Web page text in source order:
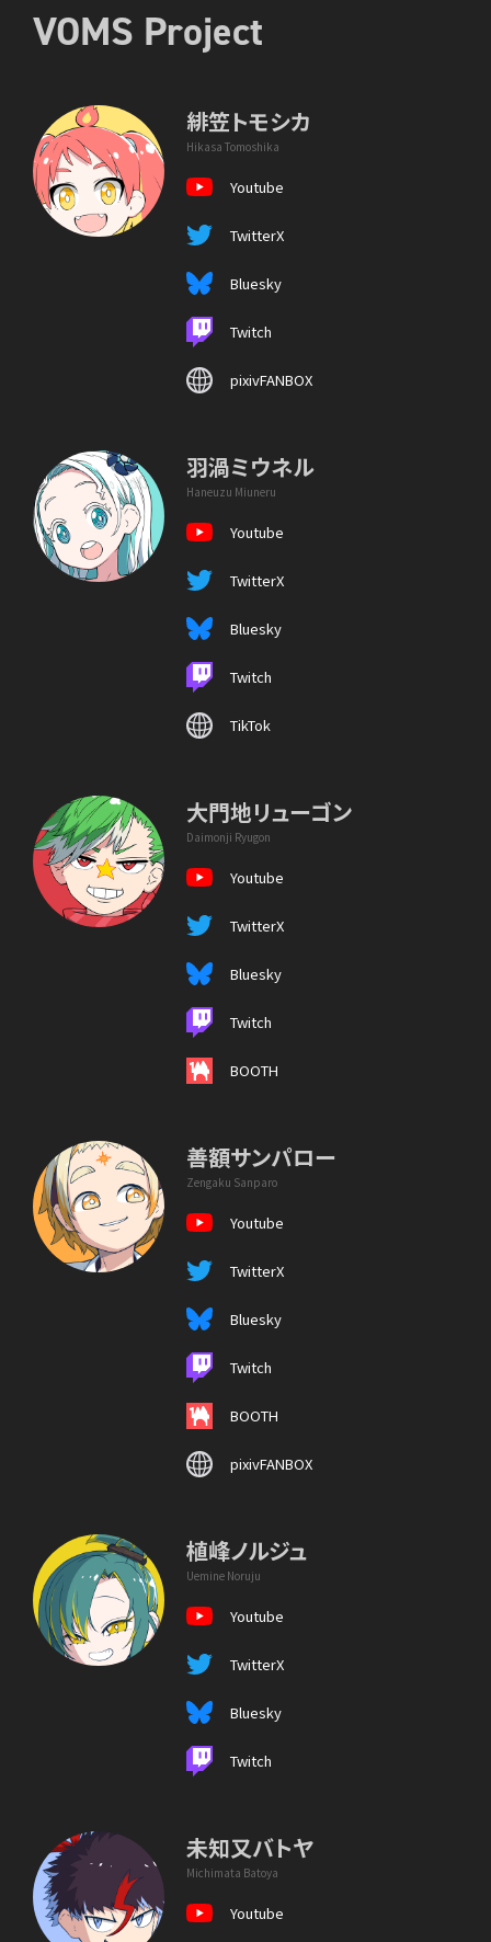
VOMS Project
緋笠トモシカ
Hikasa Tomoshika
Youtube
TwitterX
Bluesky
Twitch
pixivFANBOX
羽渦ミウネル
Haneuzu Miuneru
Youtube
TwitterX
Bluesky
Twitch
TikTok
大門地リューゴン
Daimonji Ryugon
Youtube
TwitterX
Bluesky
Twitch
BOOTH
善額サンパロー
Zengaku Sanparo
Youtube
TwitterX
Bluesky
Twitch
BOOTH
pixivFANBOX
植峰ノルジュ
Uemine Noruju
Youtube
TwitterX
Bluesky
Twitch
未知又バトヤ
Michimata Batoya
Youtube